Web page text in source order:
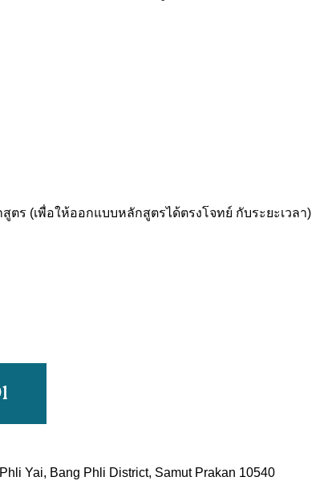
ร (เพื่อให้ออกแบบหลักสูตรได้ตรงโจทย์ กับระยะเวลา)
Yai, Bang Phli District, Samut Prakan 10540